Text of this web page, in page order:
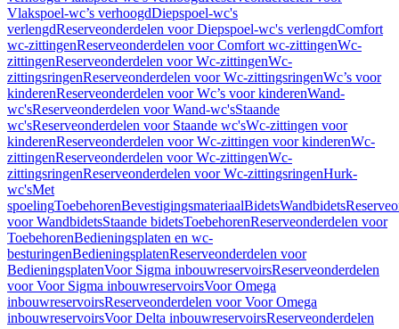
Vlakspoel-wc’s verhoogdDiepspoel-wc's
verlengdReserveonderdelen voor Diepspoel-wc's verlengdComfort
wc-zittingenReserveonderdelen voor Comfort wc-zittingenWc-
zittingenReserveonderdelen voor Wc-zittingenWc-
zittingsringenReserveonderdelen voor Wc-zittingsringenWc’s voor
kinderenReserveonderdelen voor Wc’s voor kinderenWand-
wc'sReserveonderdelen voor Wand-wc'sStaande
wc'sReserveonderdelen voor Staande wc'sWc-zittingen voor
kinderenReserveonderdelen voor Wc-zittingen voor kinderenWc-
zittingenReserveonderdelen voor Wc-zittingenWc-
zittingsringenReserveonderdelen voor Wc-zittingsringenHurk-
wc'sMet
spoelingToebehorenBevestigingsmateriaalBidetsWandbidets
voor WandbidetsStaande bidetsToebehorenReserveonderdelen voor
ToebehorenBedieningsplaten en wc-
besturingenBedieningsplatenReserveonderdelen voor
BedieningsplatenVoor Sigma inbouwreservoirsReserveonderdelen
voor Voor Sigma inbouwreservoirsVoor Omega
inbouwreservoirsReserveonderdelen voor Voor Omega
inbouwreservoirsVoor Delta inbouwreservoirsReserveonderdelen